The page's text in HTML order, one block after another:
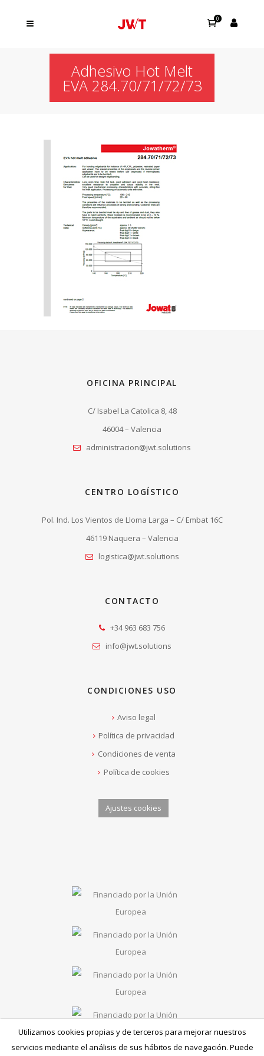
0
Adhesivo Hot Melt
EVA 284.70/71/72/73
OFICINA PRINCIPAL
C/ Isabel La Catolica 8, 48
46004 – Valencia
administracion@jwt.solutions
CENTRO LOGÍSTICO
Pol. Ind. Los Vientos de Lloma Larga – C/ Embat 16C
46119 Naquera – Valencia
logistica@jwt.solutions
CONTACTO
+34 963 683 756
info@jwt.solutions
CONDICIONES USO
Aviso legal
Política de privacidad
Condiciones de venta
Política de cookies
Ajustes cookies
Utilizamos cookies propias y de terceros para mejorar nuestros
servicios mediante el análisis de sus hábitos de navegación. Puede